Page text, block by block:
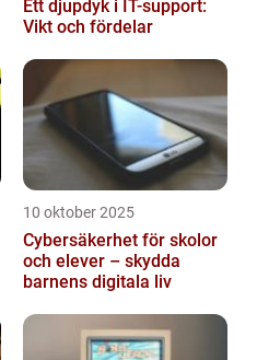
Ett djupdyk i IT-support:
Vikt och fördelar
10 oktober 2025
Cybersäkerhet för skolor
och elever – skydda
barnens digitala liv